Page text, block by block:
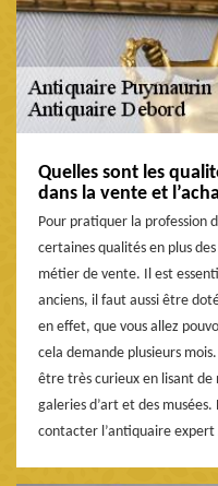
Quelles sont les
dans la vente et
Pour pratiquer la profession
certaines qualités en plus
métier de vente. Il est
anciens, il faut aussi être
en effet, que vous allez
cela demande plusieurs
être très curieux en lisant de
galeries d’art et des
contacter l’antiquaire